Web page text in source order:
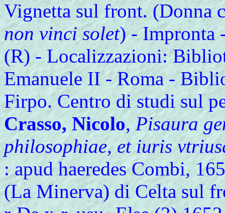
Vignetta sul front. (Donna
non vinci solet) - Impronta
(R) - Localizzazioni:
Emanuele II - Roma -
Firpo. Centro di studi sul
Crasso, Nicolo,Pisaura
philosophiae, et iuris
: apud haeredes Combi,
(La Minerva) di Celta sul